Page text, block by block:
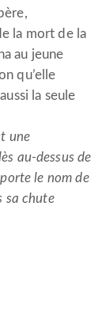
la mort de la
au jeune
qu’elle
la seule
une
au-dessus de
le nom de
sa chute